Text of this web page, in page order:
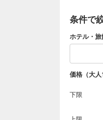
条件で
ホテル・
価格（大人
下限